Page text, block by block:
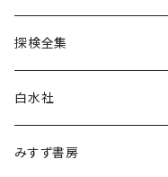
民族・風習
言語・ことば
探検全集
白水社
みすず書房